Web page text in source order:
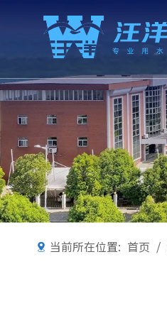
当前所在位置: 首页 /